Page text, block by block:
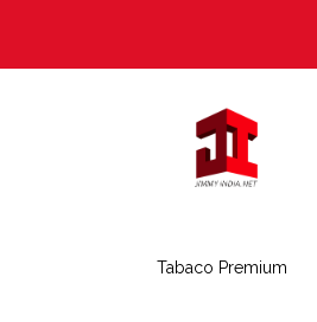
Tabaco Premium